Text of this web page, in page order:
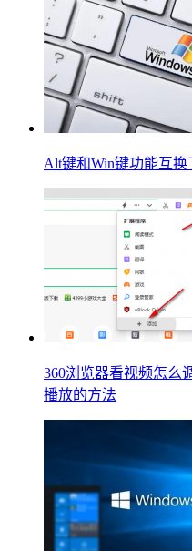
Alt键和Win键功能互换
360浏览器看视频怎么
播放的方法